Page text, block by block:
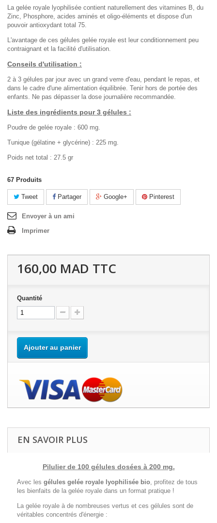
La gelée royale lyophilisée contient naturellement des vitamines B, du
Zinc, Phosphore, acides aminés et oligo-éléments et dispose d'un
pouvoir antioxydant total 75.
L'avantage de ces gélules gelée royale est leur conditionnement peu
contraignant et la facilité d'utilisation.
Conseils d'utilisation :
2 à 3 gélules par jour avec un grand verre d'eau, pendant le repas, et
dans le cadre d'une alimentation équilibrée. Tenir hors de portée des
enfants. Ne pas dépasser la dose journalière recommandée.
Liste des ingrédients pour 3 gélules :
Poudre de gelée royale : 600 mg.
Tunique (gélatine + glycérine) : 225 mg.
Poids net total : 27.5 gr
67 Produits
Tweet Partager Google+ Pinterest
Envoyer à un ami
Imprimer
160,00 MAD TTC
Quantité
Ajouter au panier
EN SAVOIR PLUS
Pilulier de 100 gélules dosées à 200 mg.
Avec les gélules gelée royale lyophilisée bio, profitez de tous
les bienfaits de la gelée royale dans un format pratique !
La gelée royale à de nombreuses vertus et ces gélules sont de
véritables concentrés d'énergie :